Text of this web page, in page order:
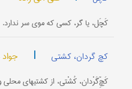
کَچَل، یا گر، کسی که موی سر ندارد.
کچ گردان، کشتی |
کَچِّ‌گَرْدان، کُشْتی، از کشتیهای محلی